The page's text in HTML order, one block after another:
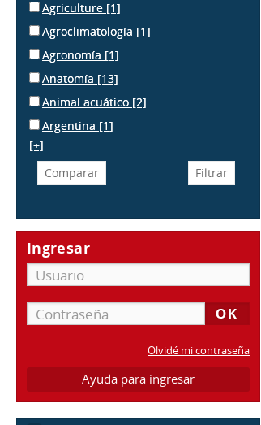
Agriculture [1]
Agroclimatología [1]
Agronomía [1]
Anatomía [13]
Animal acuático [2]
Argentina [1]
[+]
Ingresar
Olvidé mi contraseña
Ayuda para ingresar